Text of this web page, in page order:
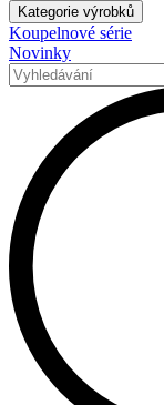
Kategorie výrobků
Koupelnové série
Novinky